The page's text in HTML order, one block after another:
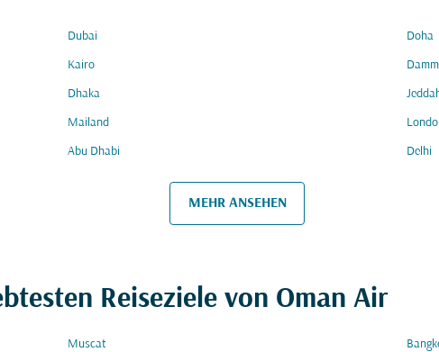
Dubai Doha
Kairo
Dhaka
Mailand
Abu Dhabi Delhi
MEHR ANSEHEN
Reiseziele von Oman Air
Muscat